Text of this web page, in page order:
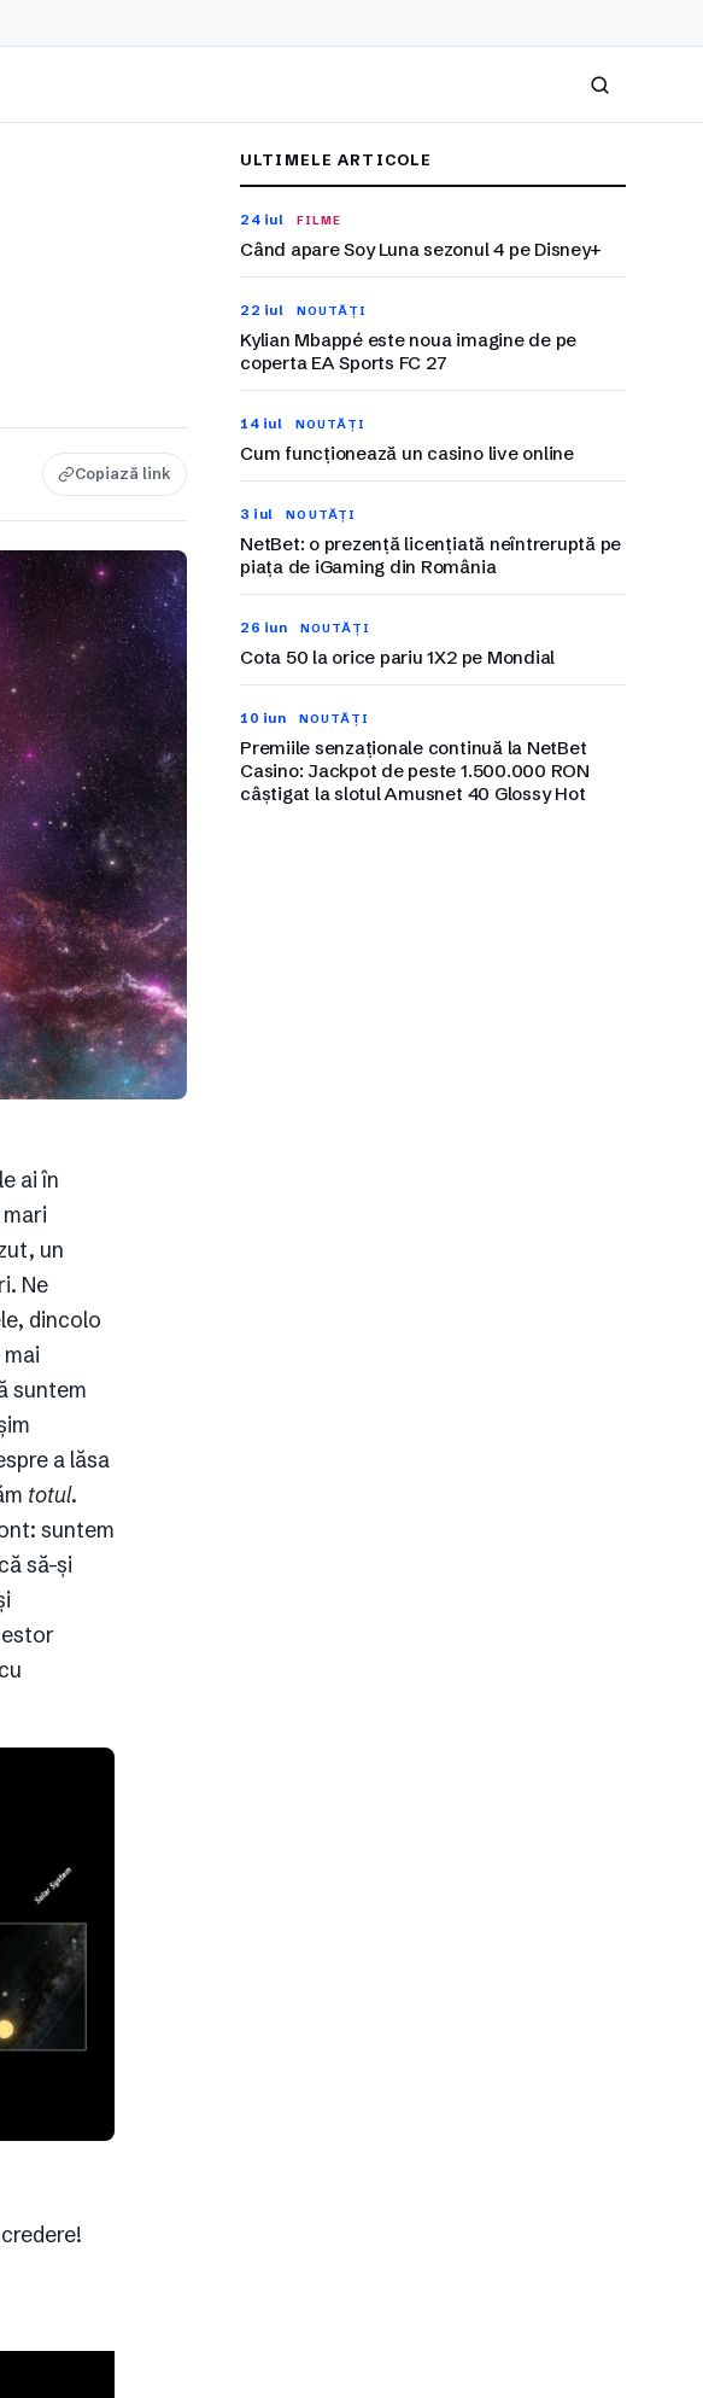
Caută
Copiază link
ai în
un
Ne
dincolo
suntem
a lăsa
totul.
suntem
să-și
ULTIMELE ARTICOLE
24 iul FILME
Când apare Soy Luna sezonul 4 pe Disney+
22 iul NOUTĂȚI
Kylian Mbappé este noua imagine de pe
coperta EA Sports FC 27
14 iul NOUTĂȚI
Cum funcționează un casino live online
3 iul NOUTĂȚI
NetBet: o prezență licențiată neîntreruptă pe
piața de iGaming din România
26 iun NOUTĂȚI
Cota 50 la orice pariu 1X2 pe Mondial
10 iun NOUTĂȚI
Premiile senzaționale continuă la NetBet
Casino: Jackpot de peste 1.500.000 RON
câștigat la slotul Amusnet 40 Glossy Hot